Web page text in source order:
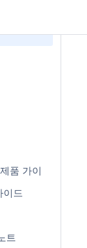
품 가이드
드
트